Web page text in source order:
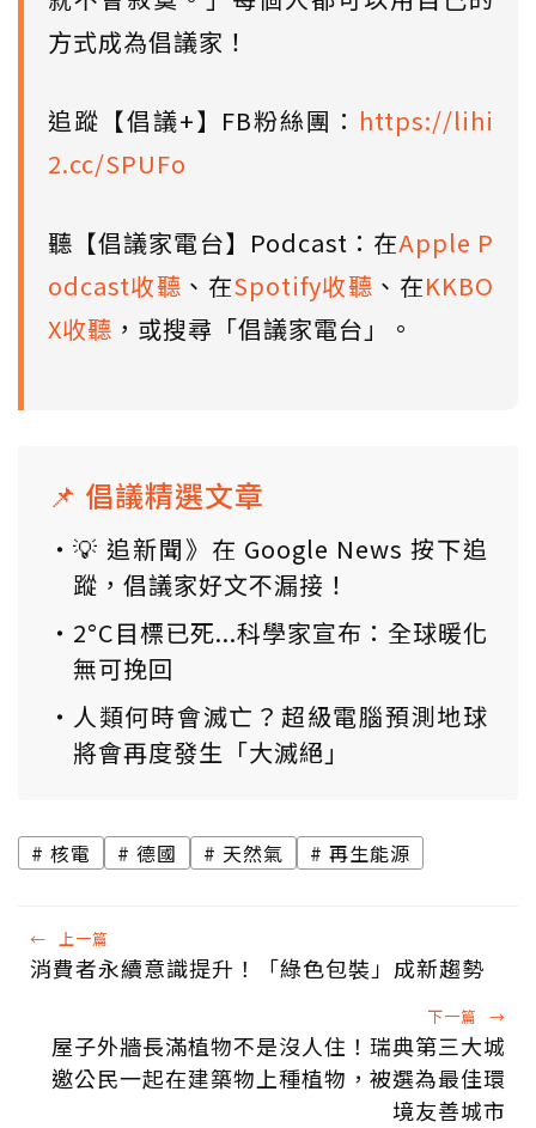
方式成為倡議家！
追蹤【倡議+】FB粉絲團： https://lihi
2.cc/SPUFo
聽【倡議家電台】Podcast：在Apple P
odcast收聽 、在Spotify收聽 、在KKBO
X收聽 ，或搜尋「倡議家電台」。
📌 倡議精選文章
💡 追新聞》在 Google News 按下追
蹤，倡議家好文不漏接！
2°C目標已死...科學家宣布：全球暖化
無可挽回
人類何時會滅亡？超級電腦預測地球
將會再度發生「大滅絕」
核電 德國 天然氣 再生能源
← 上一篇
消費者永續意識提升！「綠色包裝」成新趨勢
下一篇 →
屋子外牆長滿植物不是沒人住！瑞典第三大城
邀公民一起在建築物上種植物，被選為最佳環
境友善城市